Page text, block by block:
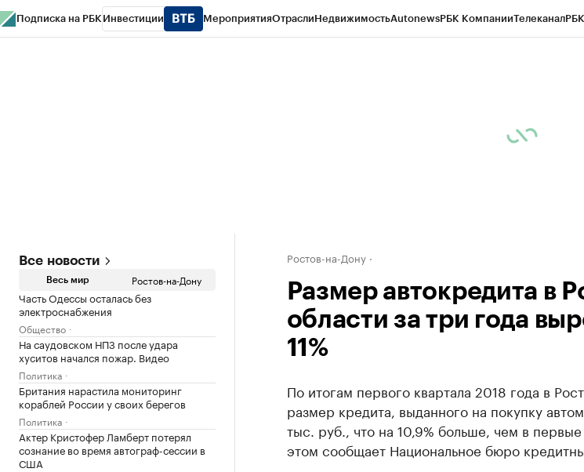
Подписка на РБК Инвестиции МероприятияОтраслиНедвижимостьAutonewsРБК КомпанииТелеканал
Все новости
Весь мир Ростов-на-Дону
Часть Одессы осталась без
электроснабжения
Общество
На саудовском НПЗ после удара
хуситов начался пожар. Видео
Политика
Британия нарастила мониторинг
кораблей России у своих берегов
Политика
Актер Кристофер Ламберт потерял
сознание во время автограф-сессии в
США
Ростов-на-Дону
Размер автокредита в
области за три года
11%
По итогам первого квартала 2018 года в
размер кредита, выданного на покупку
тыс. руб., что на 10,9% больше, чем в
этом сообщает Национальное бюро